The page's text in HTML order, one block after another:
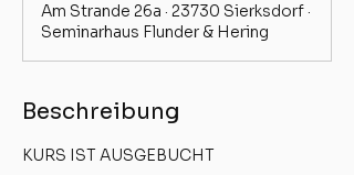
i
n
n
1
Am Strande 26a · 23730 Sierksdorf ·
Seminarhaus Flunder & Hering
Beschreibung
KURS IST AUSGEBUCHT